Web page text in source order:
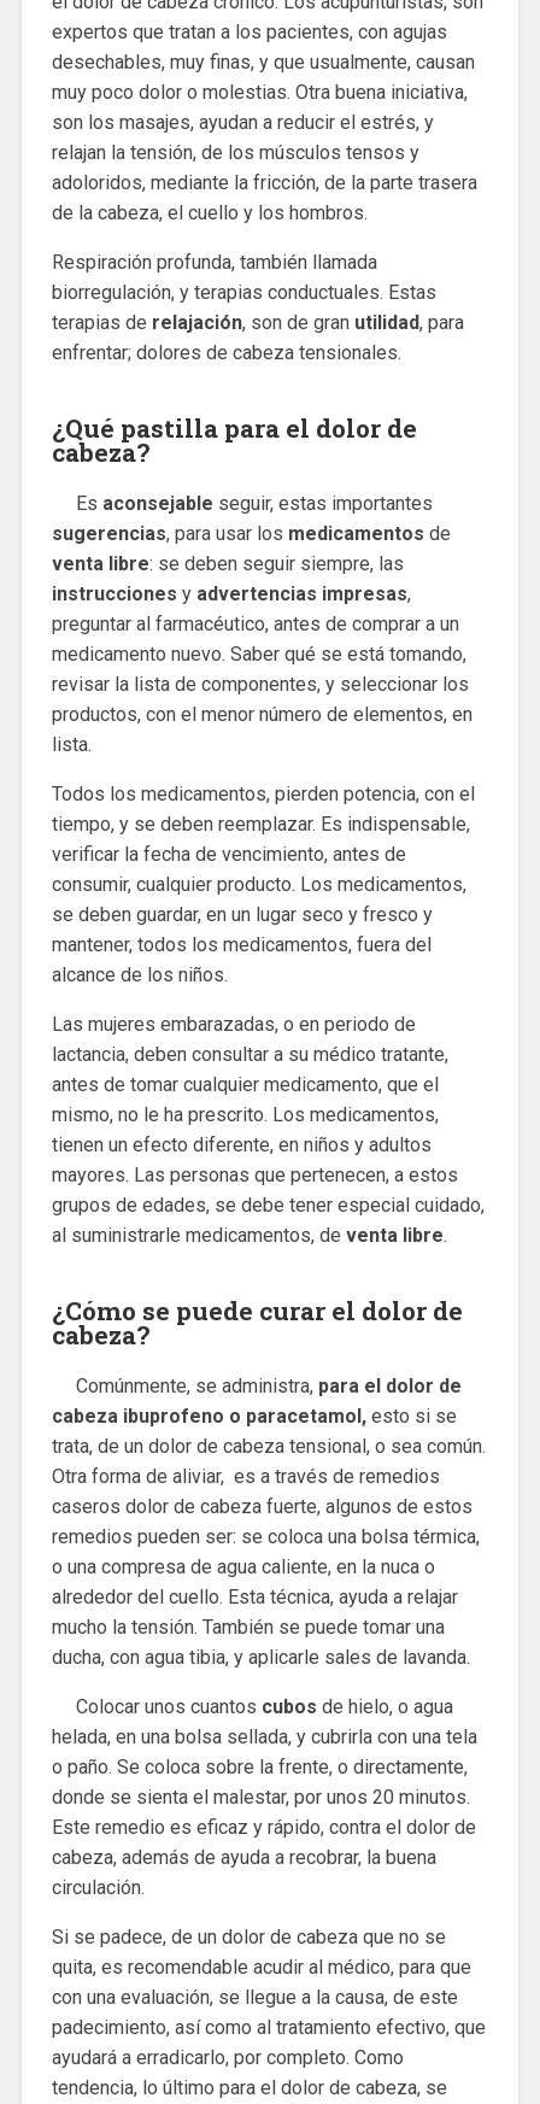
expertos que tratan a los pacientes, con agujas
desechables, muy finas, y que usualmente, causan
muy poco dolor o molestias. Otra buena iniciativa,
son los masajes, ayudan a reducir el estrés, y
relajan la tensión, de los músculos tensos y
adoloridos, mediante la fricción, de la parte trasera
de la cabeza, el cuello y los hombros.
Respiración profunda, también llamada
biorregulación, y terapias conductuales. Estas
terapias de relajación, son de gran utilidad, para
enfrentar; dolores de cabeza tensionales.
¿Qué pastilla para el dolor de
cabeza?
Es aconsejable seguir, estas importantes
sugerencias, para usar los medicamentos de
venta libre: se deben seguir siempre, las
instrucciones y advertencias impresas,
preguntar al farmacéutico, antes de comprar a un
medicamento nuevo. Saber qué se está tomando,
revisar la lista de componentes, y seleccionar los
productos, con el menor número de elementos, en
lista.
Todos los medicamentos, pierden potencia, con el
tiempo, y se deben reemplazar. Es indispensable,
verificar la fecha de vencimiento, antes de
consumir, cualquier producto. Los medicamentos,
se deben guardar, en un lugar seco y fresco y
mantener, todos los medicamentos, fuera del
alcance de los niños.
Las mujeres embarazadas, o en periodo de
lactancia, deben consultar a su médico tratante,
antes de tomar cualquier medicamento, que el
mismo, no le ha prescrito. Los medicamentos,
tienen un efecto diferente, en niños y adultos
mayores. Las personas que pertenecen, a estos
grupos de edades, se debe tener especial cuidado,
al suministrarle medicamentos, de venta libre.
¿Cómo se puede curar el dolor de
cabeza?
Comúnmente, se administra, para el dolor de
cabeza ibuprofeno o paracetamol, esto si se
trata, de un dolor de cabeza tensional, o sea común.
Otra forma de aliviar, es a través de remedios
caseros dolor de cabeza fuerte, algunos de estos
remedios pueden ser: se coloca una bolsa térmica,
o una compresa de agua caliente, en la nuca o
alrededor del cuello. Esta técnica, ayuda a relajar
mucho la tensión. También se puede tomar una
ducha, con agua tibia, y aplicarle sales de lavanda.
Colocar unos cuantos cubos de hielo, o agua
helada, en una bolsa sellada, y cubrirla con una tela
o paño. Se coloca sobre la frente, o directamente,
donde se sienta el malestar, por unos 20 minutos.
Este remedio es eficaz y rápido, contra el dolor de
cabeza, además de ayuda a recobrar, la buena
circulación.
Si se padece, de un dolor de cabeza que no se
quita, es recomendable acudir al médico, para que
con una evaluación, se llegue a la causa, de este
padecimiento, así como al tratamiento efectivo, que
ayudará a erradicarlo, por completo. Como
tendencia, lo último para el dolor de cabeza, se